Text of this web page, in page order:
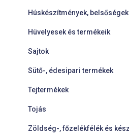
Húskészítmények, belsőségek
Hüvelyesek és termékeik
Sajtok
Sütő-, édesipari termékek
Tejtermékek
Tojás
Zöldség-, főzelékfélék és